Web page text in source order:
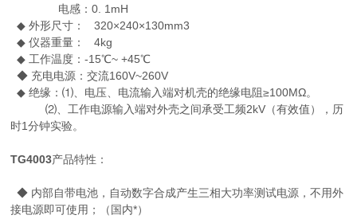
电感：0. 1mH
◆ 外形尺寸： 320×240×130mm3
◆ 仪器重量： 4kg
◆ 工作温度：-15℃~ +45℃
◆ 充电电源：交流160V~260V
◆ 绝缘：⑴、电压、电流输入端对机壳的绝缘电阻≥100MΩ。
⑵、工作电源输入端对外壳之间承受工频2kV（有效值），历
时1分钟实验。
TG4003产品特性：
◆ 内部自带电池，自动数字合成产生三相大功率测试电源，不用外
接电源即可使用；（国内*）